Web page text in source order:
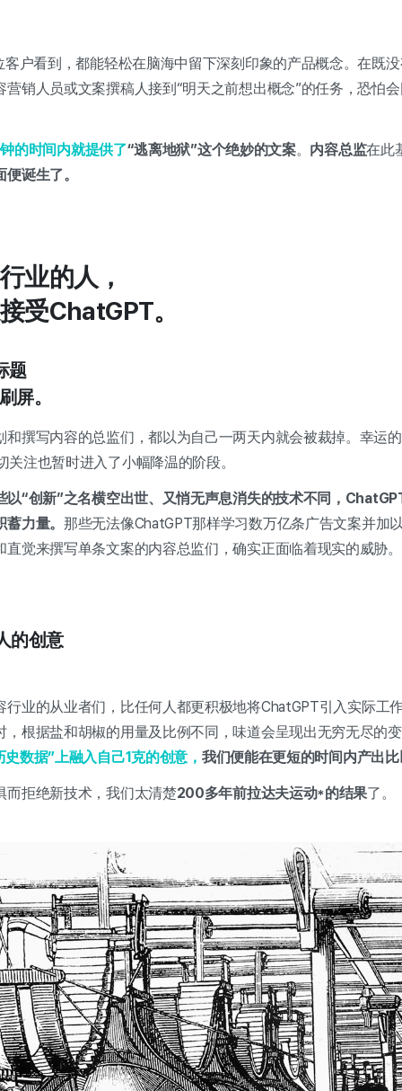
客户看到，都能轻松在脑海中留下深刻印象的产品概念。在既
营销人员或文案撰稿人接到“明天之前想出概念”的任务，恐怕
的时间内就提供了“逃离地狱”这个绝妙的文案。 内容总监在此
诞生了。
业的人，
受ChatGPT。
题
屏。
和撰写内容的总监们，都以为自己一两天内就会被裁掉。幸运
注也暂时进入了小幅降温的阶段。
以“创新”之名横空出世、又悄无声息消失的技术不同，
力量。 那些无法像ChatGPT那样学习数万亿条广告文案并加
觉来撰写单条文案的内容总监们，确实正面临着现实的威胁。
的创意
行业的从业者们，比任何人都更积极地将ChatGPT引入实际工
，根据盐和胡椒的用量及比例不同，味道会呈现出无穷无尽的
数据”上融入自己1克的创意， 我们便能在更短的时间内产出
而拒绝新技术，我们太清楚200多年前拉达夫运动*的结果了。